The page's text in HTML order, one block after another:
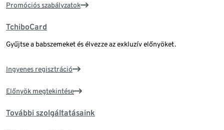
Promóciós szabályzatok
TchiboCard
Gyűjtse a babszemeket és élvezze az exkluzív előnyöket.
Ingyenes regisztráció
Előnyök megtekintése
További szolgáltatásaink